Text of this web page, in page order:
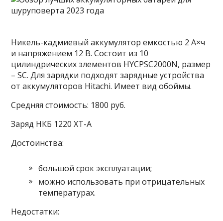
Никель-кадмиевый аккумулятор емкостью 2 А×ч
и напряжением 12 В. Состоит из 10
цилиндрических элементов HYCPSC2000N, размер
– SC. Для зарядки подходят зарядные устройства
от аккумуляторов Hitachi. Имеет вид обоймы.
Средняя стоимость: 1800 руб.
Заряд НКБ 1220 ХТ-А
Достоинства:
большой срок эксплуатации;
можно использовать при отрицательных
температурах.
Недостатки: